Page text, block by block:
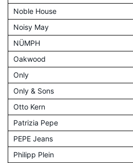
Noble House
Noisy May
NÜMPH
Oakwood
Only
Only & Sons
Otto Kern
Patrizia Pepe
PEPE Jeans
Philipp Plein